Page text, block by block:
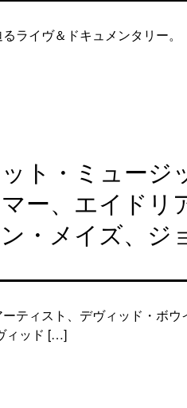
ライヴ＆ドキュメンタリー。
ト・ミュージ
ー、エイド
・メイズ、ジ
ティスト、デヴィッド・ボ
ィッド […]